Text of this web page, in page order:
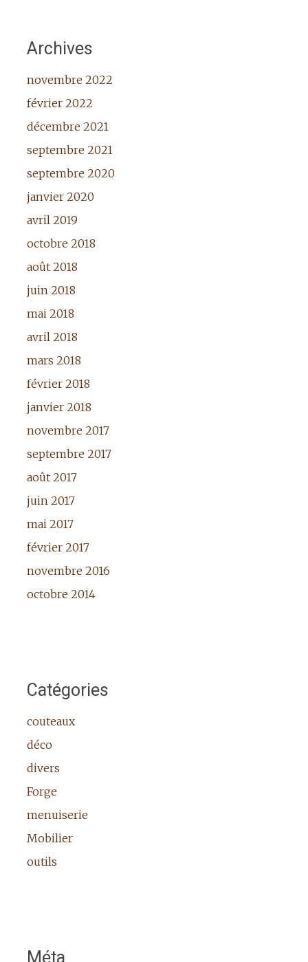
Archives
novembre 2022
février 2022
décembre 2021
septembre 2021
septembre 2020
janvier 2020
avril 2019
octobre 2018
août 2018
juin 2018
mai 2018
avril 2018
mars 2018
février 2018
janvier 2018
novembre 2017
septembre 2017
août 2017
juin 2017
mai 2017
février 2017
novembre 2016
octobre 2014
Catégories
couteaux
déco
divers
Forge
menuiserie
Mobilier
outils
Méta